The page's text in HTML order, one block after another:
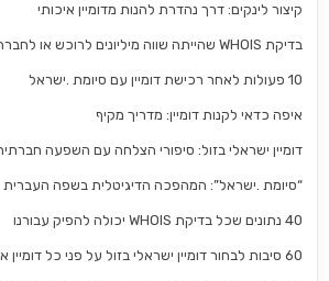
קיצור לינקים: דרך נהדרת להנות מדומיין איכותי
בדיקת WHOIS שהייתה שווה מיליונים לרוכש או לחברה
10 פעולות לאחר רכישת דומיין עם סיומת .ישראל
איפה כדאי לקנות דומיין: מדריך מקיף
דומיין ישראלי בזול: סיפורי הצלחה עם השפעה
“סיומת .ישראל”: המהפכה הדיגיטלית בשפה העברית
40 נתונים שכל בדיקת WHOIS יכולה להפיק עבורנו
60 סיבות לבחור דומיין ישראלי בזול על פני כל דומיין אחר